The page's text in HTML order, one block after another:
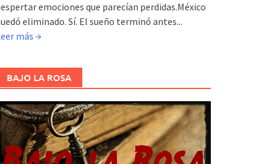
emociones que parecían perdidas.México
eliminado. Sí. El sueño terminó antes...
más →
BAJO LA ROSA